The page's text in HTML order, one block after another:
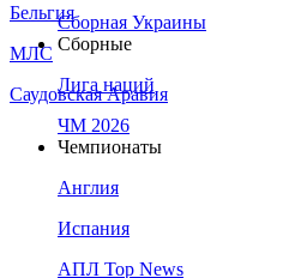
Бельгия
МЛС
Саудовская Аравия
Сборная Украины
Сборные
Лига наций
ЧМ 2026
Чемпионаты
Англия
Испания
АПЛ Top News